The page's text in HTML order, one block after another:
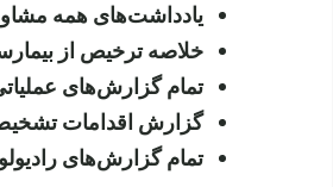
یادداشت‌های همه
خلاصه ترخیص از
تمام گزارش‌های
گزارش اقدامات
تمام گزارش‌های